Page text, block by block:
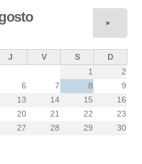
»
J V S
D
1
2
6 7 8
9
13 14 15
16
20 21 22
23
27 28 29
30